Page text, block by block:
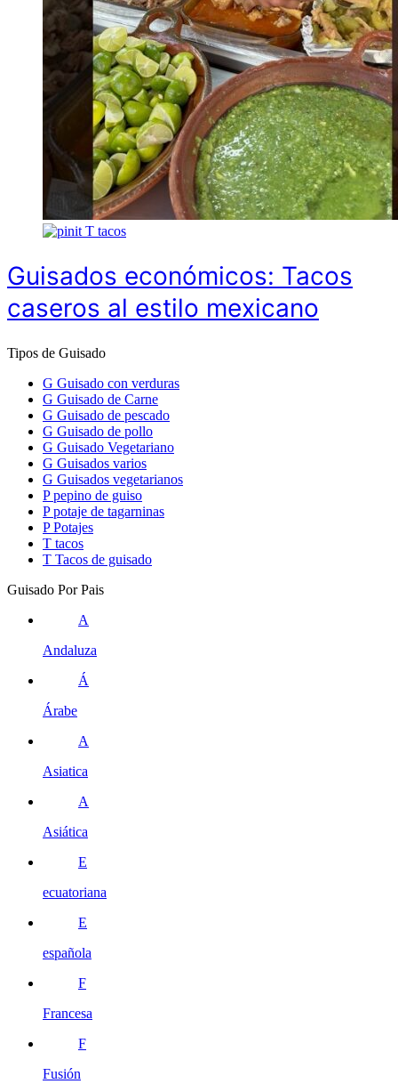
T tacos
Guisados económicos: Tacos
caseros al estilo mexicano
Tipos de Guisado
G Guisado con verduras
G Guisado de Carne
G Guisado de pescado
G Guisado de pollo
G Guisado Vegetariano
G Guisados varios
G Guisados vegetarianos
P pepino de guiso
P potaje de tagarninas
P Potajes
T tacos
T Tacos de guisado
Guisado Por Pais
A
Andaluza
Á
Árabe
A
Asiatica
A
Asiática
E
ecuatoriana
E
española
F
Francesa
F
Fusión